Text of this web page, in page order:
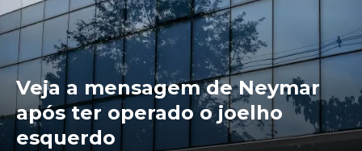
Veja a mensagem de Neymar
após ter operado o joelho
esquerdo